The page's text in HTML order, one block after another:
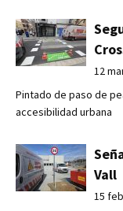
12
Pintado de paso de
accesibilidad urbana
Vall
15